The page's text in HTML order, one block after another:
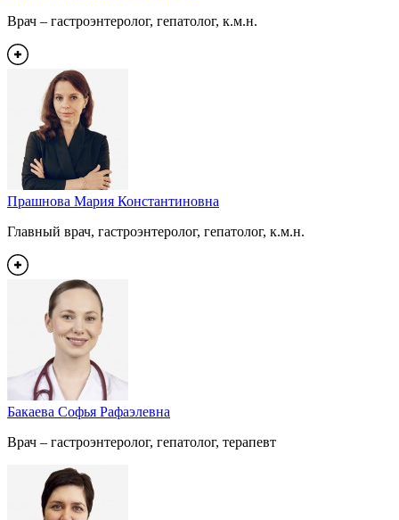
Врач – гастроэнтеролог, гепатолог, к.м.н.
Прашнова Мария Константиновна
Главный врач, гастроэнтеролог, гепатолог, к.м.н.
Бакаева Софья Рафаэлевна
Врач – гастроэнтеролог, гепатолог, терапевт